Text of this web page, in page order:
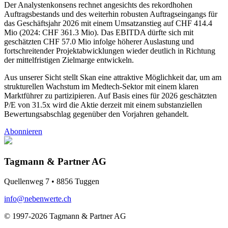
Der Analystenkonsens rechnet angesichts des rekordhohen
Auftragsbestands und des weiterhin robusten Auftragseingangs für
das Geschäftsjahr 2026 mit einem Umsatzanstieg auf CHF 414.4
Mio (2024: CHF 361.3 Mio). Das EBITDA dürfte sich mit
geschätzten CHF 57.0 Mio infolge höherer Auslastung und
fortschreitender Projektabwicklungen wieder deutlich in Richtung
der mittelfristigen Zielmarge entwickeln.
Aus unserer Sicht stellt Skan eine attraktive Möglichkeit dar, um am
strukturellen Wachstum im Medtech-Sektor mit einem klaren
Marktführer zu partizipieren. Auf Basis eines für 2026 geschätzten
P/E von 31.5x wird die Aktie derzeit mit einem substanziellen
Bewertungsabschlag gegenüber den Vorjahren gehandelt.
Abonnieren
Tagmann & Partner AG
Quellenweg 7 • 8856 Tuggen
info@nebenwerte.ch
© 1997-2026 Tagmann & Partner AG